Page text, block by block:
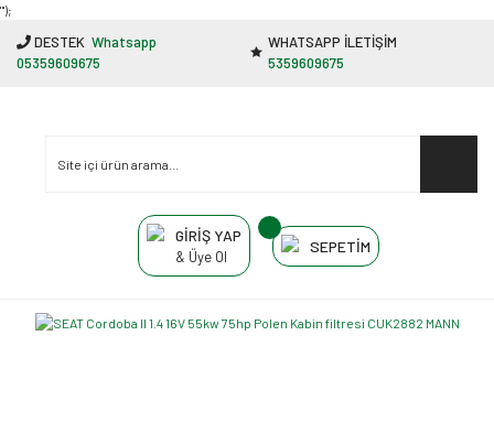
"');
DESTEK Whatsapp
05359609675
WHATSAPP İLETİŞİM
5359609675
GİRİŞ YAP
& Üye Ol
SEPETİM